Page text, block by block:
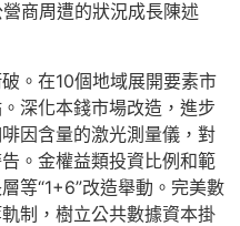
商周遭的狀況成長陳述
。在10個地域展開要素市
深化本錢市場改造，進步
因含量的激光測量儀，對
。金權益類投資比例和範
等“1+6”改造舉動。完美數
制，樹立公共數據資本掛